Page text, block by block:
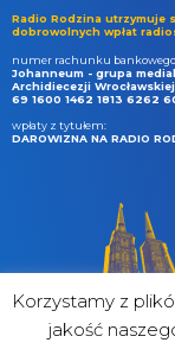
Radio Rodzina utrzymuje
dobrowolnych wpłat
numer rachunku
Johanneum - grupa
Archidiecezji Wrocławskiej
69 1600 1462 1813 6262
wpłaty z tytułem:
DAROWIZNA NA RADIO
Korzystamy z
jakość